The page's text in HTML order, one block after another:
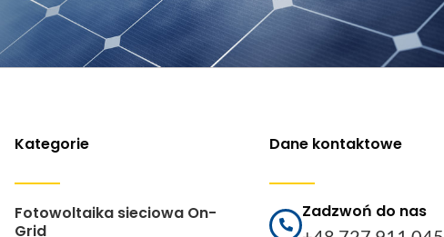
Kategorie
Fotowoltaika sieciowa On-
Grid
Dane kontaktowe
Zadzwoń do nas